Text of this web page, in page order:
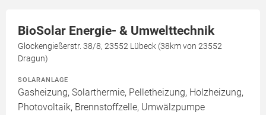
BioSolar Energie- & Umwelttechnik
Glockengießerstr. 38/8, 23552 Lübeck (38km von 23552
Dragun)
SOLARANLAGE
Gasheizung, Solarthermie, Pelletheizung, Holzheizung,
Photovoltaik, Brennstoffzelle, Umwälzpumpe